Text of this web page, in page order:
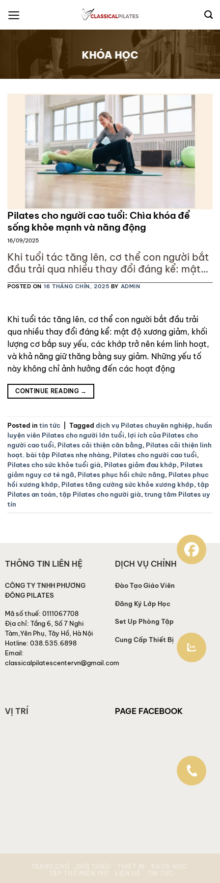
content
KHÓA HỌC
Pilates cho người cao tuổi: Chìa khóa để
sống khỏe mạnh và năng động
16/09/2025
Khi tuổi tác tăng lên, cơ thể con người bắt
đầu trải qua nhiều thay đổi đáng kể: mật
độ xương giảm, khối lượng cơ bắp suy yếu,
các khớp trở nên kém linh hoạt, và khả
tố này không chỉ ảnh hưởng đến các hoạt
động
POSTED ON 16 THÁNG CHÍN, 2025 BY ADMIN
Khi tuổi tác tăng lên, cơ thể con người bắt đầu trải
qua nhiều thay đổi đáng kể: mật độ xương giảm, khối
lượng cơ bắp suy yếu, các khớp trở nên kém linh hoạt,
và khả năng giữ thăng bằng suy giảm. Những yếu tố
này không chỉ ảnh hưởng đến các hoạt động
CONTINUE READING →
Posted in tin tức Tagged dịch vụ Pilates chuyên nghiệp, huấn
luyện viên Pilates cho người lớn tuổi, lợi ích của Pilates cho
người cao tuổi, Pilates cải thiện cân bằng, Pilates cải thiện linh
hoạt. bài tập Pilates nhẹ nhàng, Pilates cho người cao tuổi,
Pilates cho sức khỏe tuổi già, Pilates giảm đau khớp, Pilates
giảm nguy cơ té ngã, Pilates phục hồi chức năng, Pilates phục
hồi xương khớp, Pilates tăng cường sức khỏe xương khớp, tập
Pilates an toàn, tập Pilates cho người già, trung tâm Pilates uy
tín
THÔNG TIN LIÊN HỆ
CÔNG TY TNHH PHƯƠNG
ĐÔNG PILATES
Mã số thuế: 0111067708
Địa chỉ: Tầng 6, Số 7 Nghi
Tàm,Yên Phụ, Tây Hồ, Hà Nội
Hotline: 038.535.6898
Email:
classicalpilatescentervn@gmail.com
DỊCH VỤ CHÍNH
Đào Tạo Giáo Viên
Đăng Ký Lớp Học
Set Up Phòng Tập
Cung Cấp Thiết Bị
VỊ TRÍ PAGE FACEBOOK